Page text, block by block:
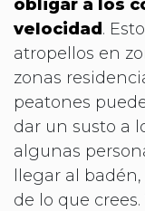
obligar a los
velocidad .
atropellos en
zonas
peatones
dar un susto a
algunas
llegar al
de lo que